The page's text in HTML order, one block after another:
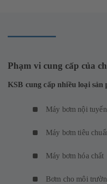
Phạm vi cung cấp của
KSB cung cấp nhiều loại sản
Máy bơm nội tuyến
Máy bơm tiêu
Máy bơm hóa chất
Bơm cho môi